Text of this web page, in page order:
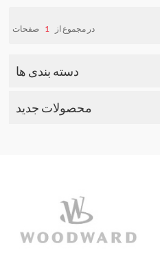
در مجموع از 1 صفحات
دسته بندی ها
محصولات جدید